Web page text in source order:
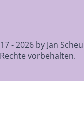
- 2026 by Jan
Rechte vorbehalten.